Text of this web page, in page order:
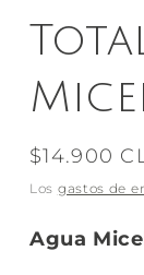
Precio
habitual
$14.900
Los gastos de
Agua